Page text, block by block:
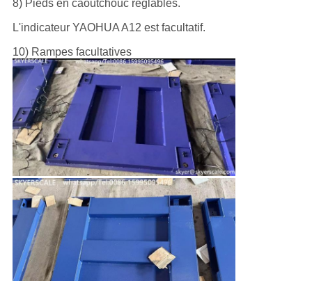
8) Pieds en caoutchouc réglables.
L'indicateur YAOHUA A12 est facultatif.
10) Rampes facultatives